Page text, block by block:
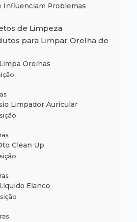
Influenciam Problemas
de Limpeza
para Limpar Orelha de
Orelhas
Limpador Auricular
Clean Up
Elanco